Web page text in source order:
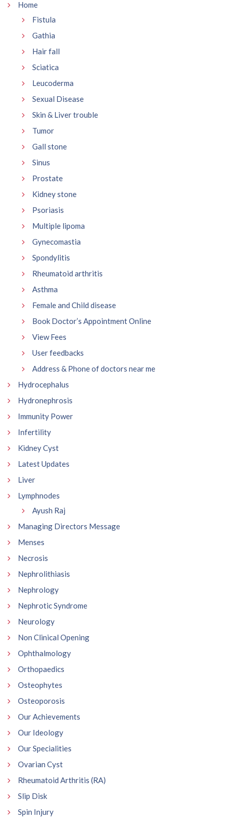
Home
Fistula
Gathia
Hair fall
Sciatica
Leucoderma
Sexual Disease
Skin & Liver trouble
Tumor
Gall stone
Sinus
Prostate
Kidney stone
Psoriasis
Multiple lipoma
Gynecomastia
Spondylitis
Rheumatoid arthritis
Asthma
Female and Child disease
Book Doctor’s Appointment Online
View Fees
User feedbacks
Address & Phone of doctors near me
Hydrocephalus
Hydronephrosis
Immunity Power
Infertility
Kidney Cyst
Latest Updates
Liver
Lymphnodes
Ayush Raj
Managing Directors Message
Menses
Necrosis
Nephrolithiasis
Nephrology
Nephrotic Syndrome
Neurology
Non Clinical Opening
Ophthalmology
Orthopaedics
Osteophytes
Osteoporosis
Our Achievements
Our Ideology
Our Specialities
Ovarian Cyst
Rheumatoid Arthritis (RA)
Slip Disk
Spin Injury